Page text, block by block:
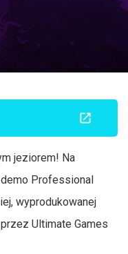
jeziorem! Na
Professional
wyprodukowanej
Ultimate Games